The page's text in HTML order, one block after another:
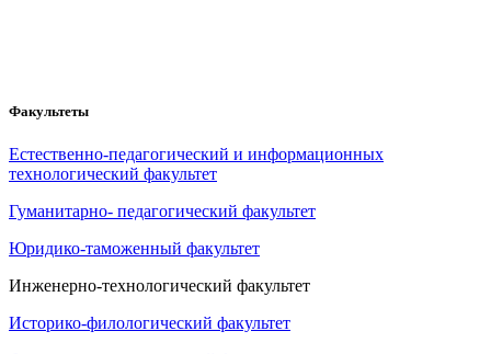
Факультеты
Естественно-педагогический и информационных
технологический факультет
Гуманитарно- педагогический факультет
Юридико-таможенный факультет
Инженерно-технологический факультет
Историко-филологический факультет